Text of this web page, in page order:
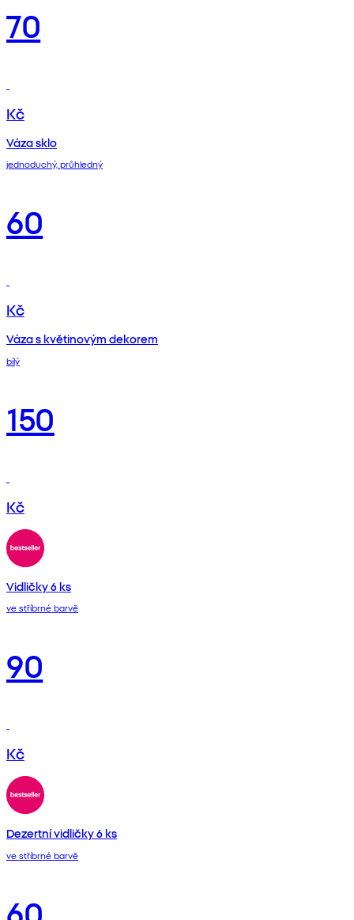
70
Kč
Váza sklo
jednoduchý, průhledný
60
Kč
Váza s květinovým dekorem
bílý
150
Kč
Vidličky 6 ks
ve stříbrné barvě
90
Kč
Dezertní vidličky 6 ks
ve stříbrné barvě
60